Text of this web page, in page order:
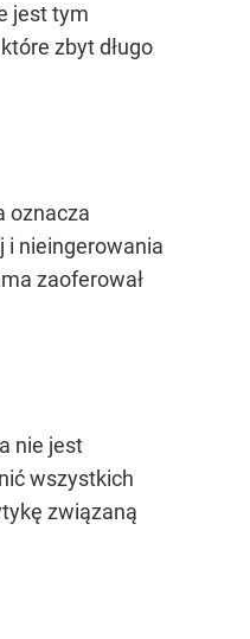
jest tym
zbyt długo
oznacza
i nieingerowania
zaoferował
nie jest
wszystkich
związaną